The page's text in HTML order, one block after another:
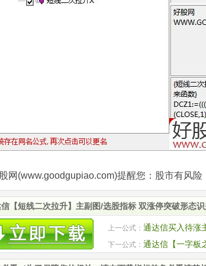
网(www.goodgupiao.com)提醒您：股市有风险
【短线二次拉升】主副图/选股指标 双涨停突破形态
上一公式： 通达信买入待涨
来函数
下一公式： 通达信【一字板
且强势 源码有未来